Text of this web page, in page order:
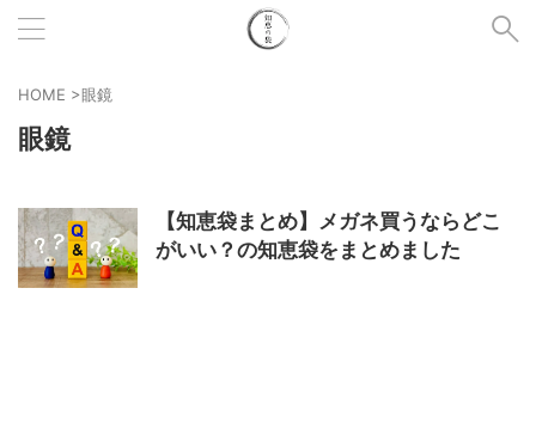
HOME >眼鏡
眼鏡
【知恵袋まとめ】メガネ買うならどこ
がいい？の知恵袋をまとめました